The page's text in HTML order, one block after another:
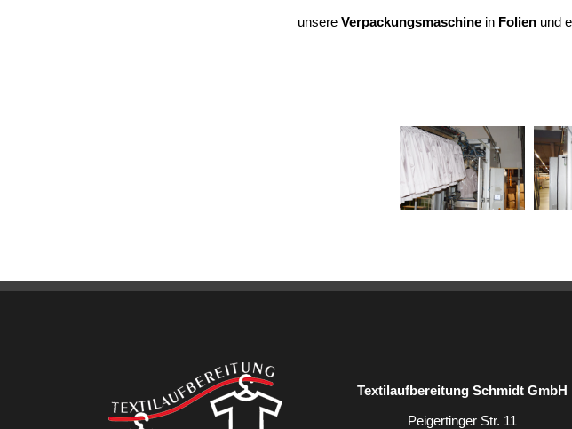
unsere Verpackungsmaschine in Folien und
Textilaufbereitung Schmidt GmbH
Peigertinger Str. 11